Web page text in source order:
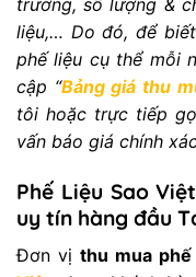
liệu,… Do đó, để
phế liệu cụ thể mỗi
cập “Bảng giá thu
tôi hoặc trực tiếp
vấn báo giá chính
Phế Liệu Sao
uy tín hàng đầu
Đơn vị thu mua phế